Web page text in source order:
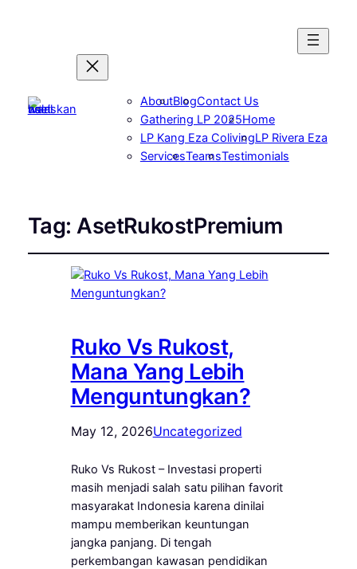
AboutBlogContact Us
Gathering LP 2025Home
LP Kang Eza ColivingLP Rivera Eza
ServicesTeamsTestimonials
Tag:AsetRukostPremium
Ruko Vs Rukost,
Mana Yang Lebih
Menguntungkan?
May 12, 2026Uncategorized
Ruko Vs Rukost – Investasi properti
masih menjadi salah satu pilihan favorit
masyarakat Indonesia karena dinilai
mampu memberikan keuntungan
jangka panjang. Di tengah
perkembangan kawasan pendidikan